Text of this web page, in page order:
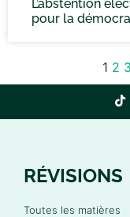
L’abstention
pour la
1 2 3
RÉVISIONS
Toutes les matières